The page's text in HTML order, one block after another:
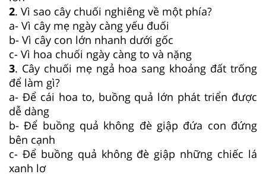
2. Vì sao cây chuối nghiêng về một phía?
a- Vì cây mẹ ngày càng yếu đuối
b- Vì cây con lớn nhanh dưới gốc
c- Vì hoa chuối ngày càng to và nặng
3. Cây chuối mẹ ngả hoa sang khoảng đất trống
để làm gì?
a- Để cái hoa to, buồng quả lớn phát triển được
dễ dàng
b- Để buồng quả không đè giập đứa con đứng
bên cạnh
c- Để buồng quả không đè giập những chiếc lá
xanh lơ